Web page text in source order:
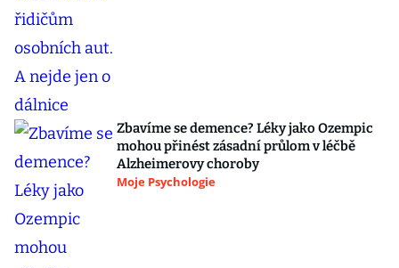
Zbavíme se demence? Léky jako Ozempic
mohou přinést zásadní průlom v léčbě
Alzheimerovy choroby
Moje Psychologie